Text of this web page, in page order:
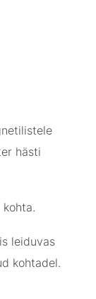
hästi
leiduvas
kohtadel.